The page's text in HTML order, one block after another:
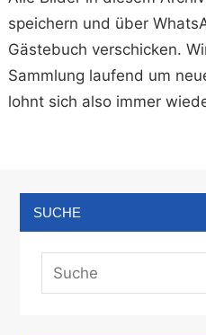
speichern und über
Gästebuch verschicken.
Sammlung laufend um
lohnt sich also immer
SUCHE